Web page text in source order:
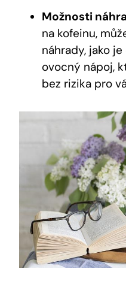
Možnosti
na kofeinu,
náhrady, jako
ovocný nápoj,
bez rizika ⁢pro